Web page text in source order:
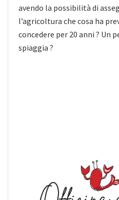
avendo la possibilità di
l’agricoltura che cosa ha
concedere per 20 anni ? Un
spiaggia ?